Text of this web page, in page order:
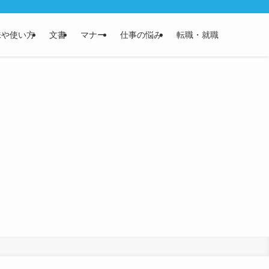
使い方 文書 マナー 仕事の悩み 転職・就職